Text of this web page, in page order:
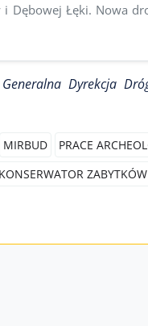
Dębowej Łęki. Nowa
Dyrekcja
MIRBUD
PRACE
ZABYTKÓW